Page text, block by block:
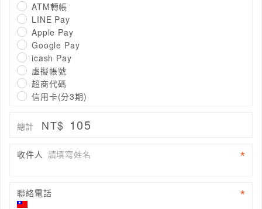
ATM轉帳
LINE Pay
Apple Pay
Google Pay
icash Pay
虛擬帳號
超商代碼
信用卡(分3期)
總計 NT$ 105
收件人 請填寫姓名
聯絡電話